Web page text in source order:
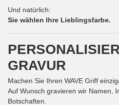
Und natürlich:
Sie wählen Ihre Lieblingsfarbe.
GRAVUR
Machen Sie Ihren WAVE Griff
Auf Wunsch gravieren wir Namen,
Botschaften.